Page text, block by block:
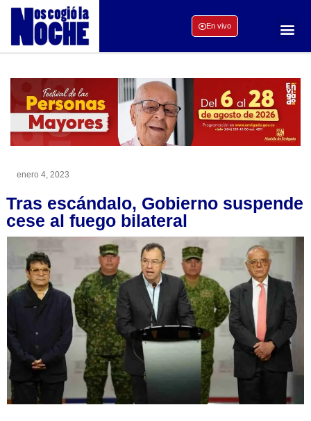
En vivo
enero 4, 2023
Tras escándalo, Gobierno suspende
cese al fuego bilateral